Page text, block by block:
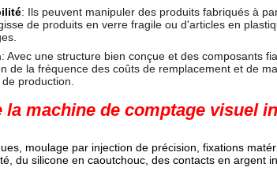
: Ils peuvent manipuler des produits fabriqués à
de produits en verre fragile ou d'articles en
: Avec une structure bien conçue et des composants
de la fréquence des coûts de remplacement et de
production.
la machine de comptage visuel
moulage par injection de précision, fixations
du silicone en caoutchouc, des contacts en argent